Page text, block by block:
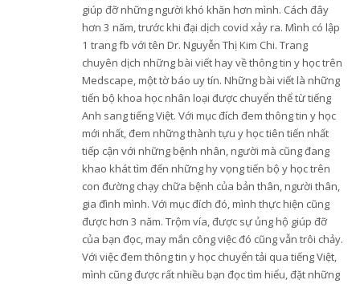
giúp đỡ những người khó khăn hơn mình. Cách đây
hơn 3 năm, trước khi đại dịch covid xảy ra. Mình có lập
1 trang fb với tên Dr. Nguyễn Thị Kim Chi. Trang
chuyên dịch những bài viết hay về thông tin y học trên
Medscape, một tờ báo uy tín. Những bài viết là những
tiến bộ khoa học nhân loại được chuyển thể từ tiếng
Anh sang tiếng Việt. Với mục đích đem thông tin y học
mới nhất, đem những thành tựu y học tiên tiến nhất
tiếp cận với những bệnh nhân, người mà cũng đang
khao khát tìm đến những hy vọng tiến bộ y học trên
con đường chạy chữa bệnh của bản thân, người thân,
gia đình mình. Với mục đích đó, mình thực hiện cũng
được hơn 3 năm. Trộm vía, được sự ủng hộ giúp đỡ
của bạn đọc, may mắn công việc đó cũng vẫn trôi chảy.
Với việc đem thông tin y học chuyển tải qua tiếng Việt,
mình cũng được rất nhiều bạn đọc tìm hiểu, đặt những